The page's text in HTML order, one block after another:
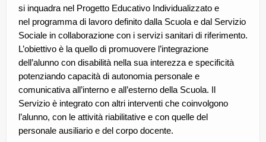
si inquadra nel Progetto Educativo Individualizzato e
nel programma di lavoro definito dalla Scuola e dal Servizio
Sociale in collaborazione con i servizi sanitari di riferimento.
L’obiettivo è la quello di promuovere l’integrazione
dell’alunno con disabilità nella sua interezza e specificità
potenziando capacità di autonomia personale e
comunicativa all’interno e all’esterno della Scuola. Il
Servizio è integrato con altri interventi che coinvolgono
l’alunno, con le attività riabilitative e con quelle del
personale ausiliario e del corpo docente.